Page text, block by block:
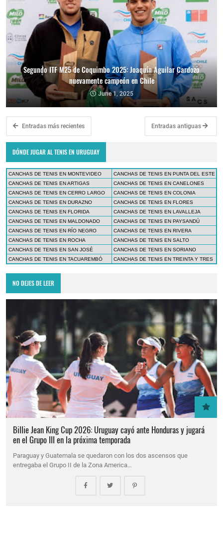
Segundo ITF M25 de Coquimbo 2025: Joaquín Aguilar Cardozo
nuevamente campeón en Chile
June 1, 2025
Entradas más recientes Entradas antiguas
DÓNDE JUGAR AL TENIS EN URUGUAY
CANCHAS DE TENIS EN MONTEVIDEO
CANCHAS DE TENIS EN PUNTA DEL ESTE
CANCHAS DE TENIS EN ARTIGAS
CANCHAS DE TENIS EN CANELONES
CANCHAS DE TENIS EN CERRO LARGO
CANCHAS DE TENIS EN COLONIA
CANCHAS DE TENIS EN DURAZNO
CANCHAS DE TENIS EN FLORES
CANCHAS DE TENIS EN FLORIDA
CANCHAS DE TENIS EN LAVALLEJA
CANCHAS DE TENIS EN MALDONADO
CANCHAS DE TENIS EN PAYSANDÚ
CANCHAS DE TENIS EN RÍO NEGRO
CANCHAS DE TENIS EN RIVERA
CANCHAS DE TENIS EN ROCHA
CANCHAS DE TENIS EN SALTO
CANCHAS DE TENIS EN SAN JOSÉ
CANCHAS DE TENIS EN SORIANO
CANCHAS DE TENIS EN TACUAREMBÓ
CANCHAS DE TENIS EN TREINTA Y TRES
NO DEJES DE LEER
Billie Jean King Cup 2026: Uruguay cayó ante Honduras y jugará
en el Grupo III en la próxima temporada
Paraguay y Guatemala se quedaron con los dos ascensos que
entregaba el Grupo II de la Zona America…